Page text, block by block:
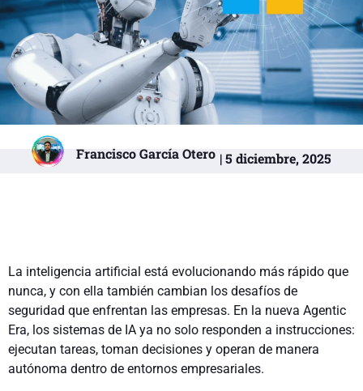
Francisco García Otero | 5 diciembre, 2025
La inteligencia artificial está evolucionando más rápido que
nunca, y con ella también cambian los desafíos de
seguridad que enfrentan las empresas. En la nueva Agentic
Era, los sistemas de IA ya no solo responden a instrucciones:
ejecutan tareas, toman decisiones y operan de manera
autónoma dentro de entornos empresariales.